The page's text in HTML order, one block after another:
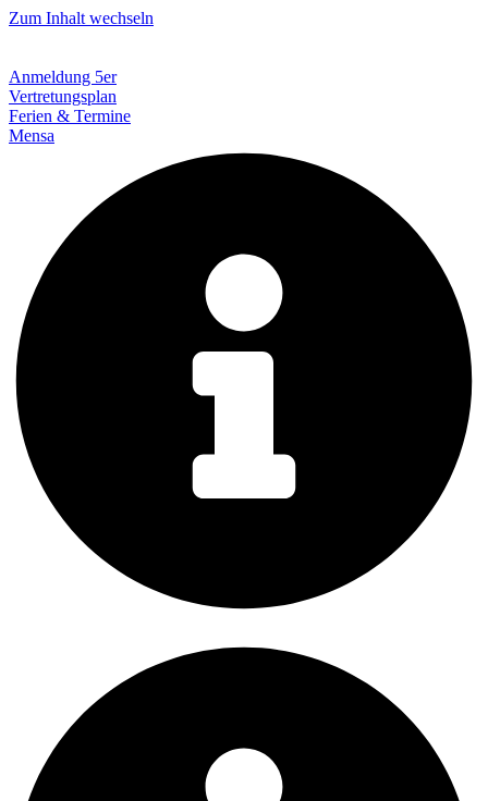
Zum Inhalt wechseln
Anmeldung 5er
Vertretungsplan
Ferien & Termine
Mensa